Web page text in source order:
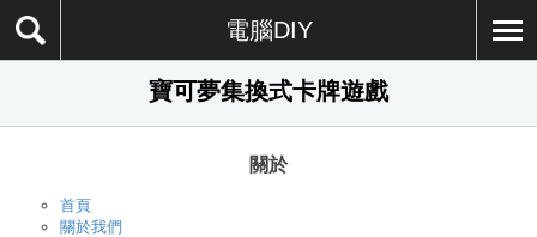
電腦DIY
寶可夢集換式卡牌遊戲
關於
首頁
關於我們